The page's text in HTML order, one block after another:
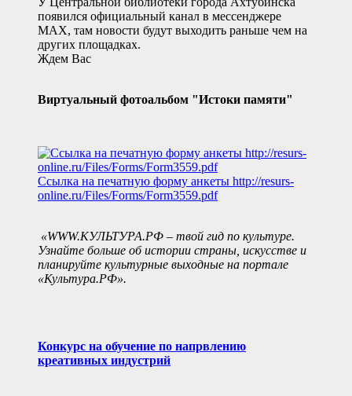
появился официальный канал в мессенджере
MAX, там новости будут выходить раньше чем на
других площадках.
Ждем Вас
Виртуальный фотоальбом "Истоки памяти"
Ссылка на печатную форму анкеты http://resurs-
online.ru/Files/Forms/Form3559.pdf
«WWW.КУЛЬТУРА.РФ – твой гид по культуре.
Узнайте больше об истории страны, искусстве и
планируйте культурные выходные на портале
«Культура.РФ».
Конкурс на обучение по напрвлению
креативных индустрий